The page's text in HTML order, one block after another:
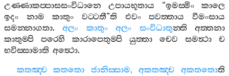
උණ‍්ණාකප‍්පාසසංවිධානෙ
උපායභූතාය “ඉමස‍්මිං
කාලෙ
ඉදං
නාම කාතුං වට‍්ටතී”ති එවං පවත‍්තාය
වීමංසාය
සමන‍්නාගතා.අලං කාතුං අලං සංවිධාතුන‍්ති
අත‍්තනා
කාතුම‍්පි
පරෙහි කාරාපෙතුම‍්පි යුත‍්තා චෙව සමත්‍ථා
ච
භවිස‍්සාමාති අත්‍ථො.
කතඤ‍්ච
කතතො ජානිස‍්සාම,අකතඤ‍්ච අකතතොති